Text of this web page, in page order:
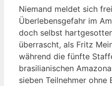
Niemand meldet sich
Überlebensgefahr im
doch selbst
überrascht, als Fritz
während die fünfte
brasilianischen
sieben Teilnehmer ohne